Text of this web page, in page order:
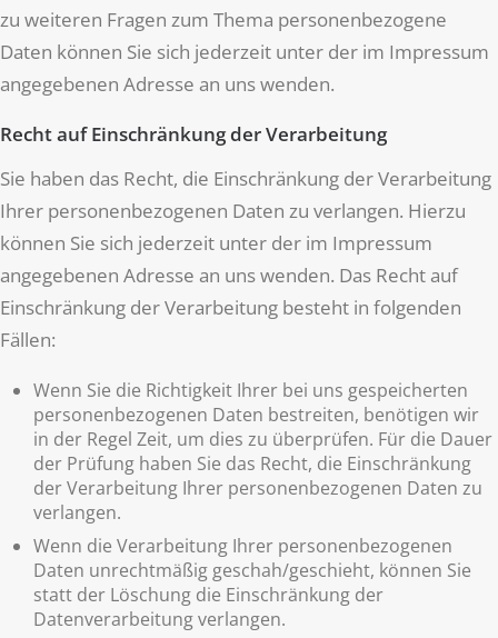
zu weiteren Fragen zum Thema personenbezogene
Daten können Sie sich jederzeit unter der im Impressum
angegebenen Adresse an uns wenden.
Recht auf Einschränkung der Verarbeitung
Sie haben das Recht, die Einschränkung der Verarbeitung
Ihrer personenbezogenen Daten zu verlangen. Hierzu
können Sie sich jederzeit unter der im Impressum
angegebenen Adresse an uns wenden. Das Recht auf
Einschränkung der Verarbeitung besteht in folgenden
Fällen:
Wenn Sie die Richtigkeit Ihrer bei uns gespeicherten
personenbezogenen Daten bestreiten, benötigen wir
in der Regel Zeit, um dies zu überprüfen. Für die Dauer
der Prüfung haben Sie das Recht, die Einschränkung
der Verarbeitung Ihrer personenbezogenen Daten zu
verlangen.
Wenn die Verarbeitung Ihrer personenbezogenen
Daten unrechtmäßig geschah/geschieht, können Sie
statt der Löschung die Einschränkung der
Datenverarbeitung verlangen.